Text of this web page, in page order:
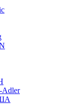
Adler